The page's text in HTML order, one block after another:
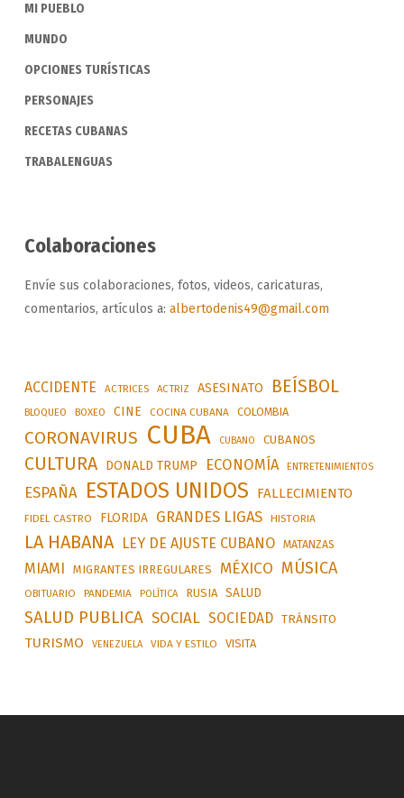
MI PUEBLO
MUNDO
OPCIONES TURÍSTICAS
PERSONAJES
RECETAS CUBANAS
TRABALENGUAS
Colaboraciones
Envíe sus colaboraciones, fotos, videos, caricaturas,
comentarios, artículos a: albertodenis49@gmail.com
ACCIDENTE ACTRICES ACTRIZ ASESINATO BEÍSBOL
BLOQUEO BOXEO CINE COCINA CUBANA COLOMBIA
CORONAVIRUS CUBA CUBANO CUBANOS
CULTURA DONALD TRUMP ECONOMÍA ENTRETENIMIENTOS
ESPAÑA ESTADOS UNIDOS FALLECIMIENTO
FIDEL CASTRO FLORIDA GRANDES LIGAS HISTORIA
LA HABANA LEY DE AJUSTE CUBANO MATANZAS
MIAMI MIGRANTES IRREGULARES MÉXICO MÚSICA
OBITUARIO PANDEMIA POLÍTICA RUSIA SALUD
SALUD PUBLICA SOCIAL SOCIEDAD TRÁNSITO
TURISMO VENEZUELA VIDA Y ESTILO VISITA